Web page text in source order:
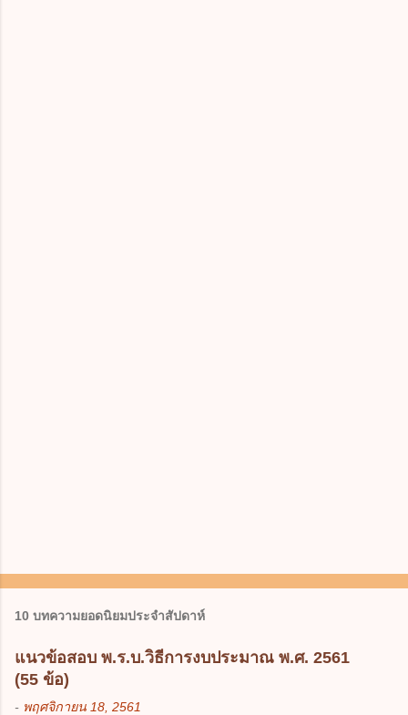
10 บทความยอดนิยมประจำสัปดาห์
แนวข้อสอบ พ.ร.บ.วิธีการงบประมาณ พ.ศ. 2561
(55 ข้อ)
- พฤศจิกายน 18, 2561